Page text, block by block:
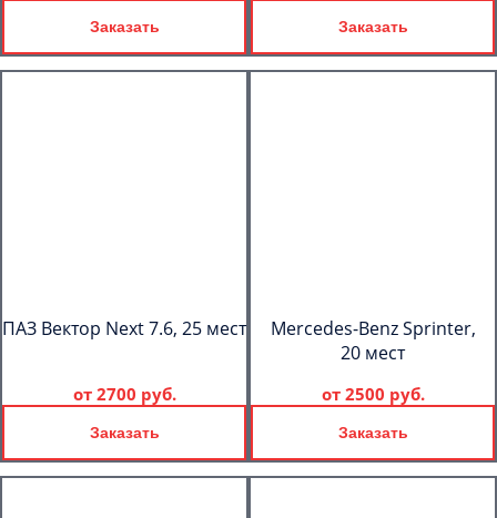
Заказать Заказать
ПАЗ Вектор Next 7.6, 25 мест
от 2700 руб.
Заказать
Mercedes-Benz Sprinter,
20 мест
от 2500 руб.
Заказать